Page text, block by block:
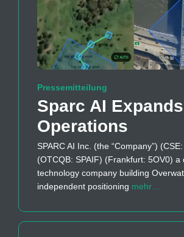
Pressemitteilung
Sparc AI
Operations
SPARC AI Inc. (the “Company”)
(OTCQB: SPAIF) (Frankfurt: 5OV0) a
technology company building
independent positioning mehr…